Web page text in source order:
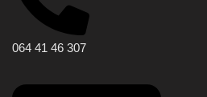
064 41 46 307